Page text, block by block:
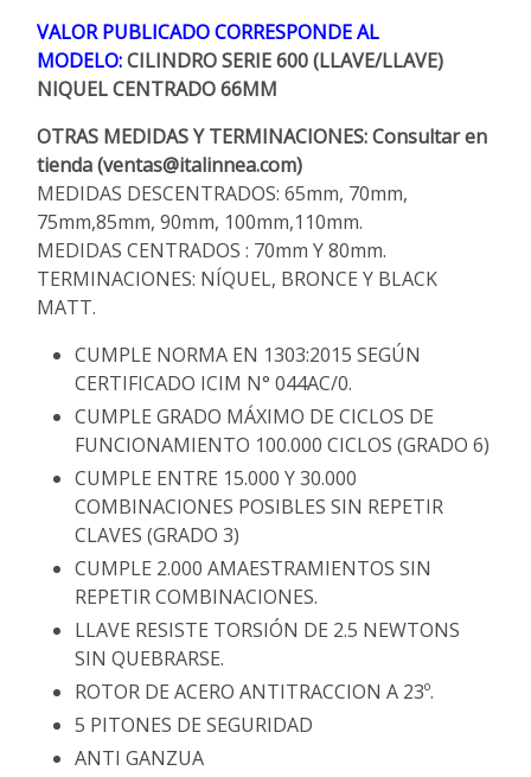
VALOR PUBLICADO CORRESPONDE AL
MODELO:CILINDRO SERIE 600 (LLAVE/LLAVE)
NIQUEL CENTRADO 66MM
OTRAS MEDIDAS Y TERMINACIONES: Consultar en
tienda (ventas@italinnea.com)
MEDIDAS DESCENTRADOS: 65mm, 70mm,
75mm,85mm, 90mm, 100mm,110mm.
MEDIDAS CENTRADOS : 70mm Y 80mm.
TERMINACIONES: NÍQUEL, BRONCE Y BLACK
MATT.
CUMPLE NORMA EN 1303:2015 SEGÚN
CERTIFICADO ICIM N° 044AC/0.
CUMPLE GRADO MÁXIMO DE CICLOS DE
FUNCIONAMIENTO 100.000 CICLOS (GRADO 6)
CUMPLE ENTRE 15.000 Y 30.000
COMBINACIONES POSIBLES SIN REPETIR
CLAVES (GRADO 3)
CUMPLE 2.000 AMAESTRAMIENTOS SIN
REPETIR COMBINACIONES.
LLAVE RESISTE TORSIÓN DE 2.5 NEWTONS
SIN QUEBRARSE.
ROTOR DE ACERO ANTITRACCION A 23º.
5 PITONES DE SEGURIDAD
ANTI GANZUA